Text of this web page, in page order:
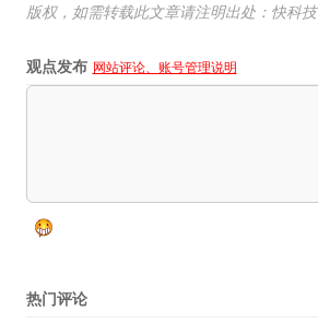
版权，如需转载此文章请注明出处：快科技
观点发布 网站评论、账号管理说明
热门评论